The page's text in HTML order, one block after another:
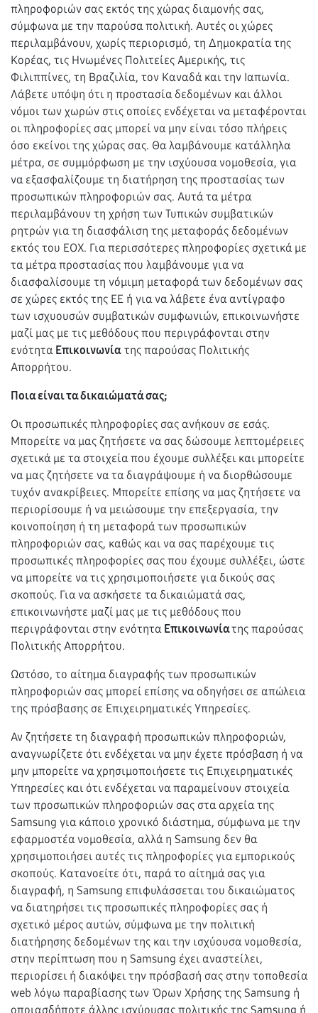
πληροφοριών σας εκτός της χώρας διαμονής σας,
σύμφωνα με την παρούσα πολιτική. Αυτές οι χώρες
περιλαμβάνουν, χωρίς περιορισμό, τη Δημοκρατία της
Κορέας, τις Ηνωμένες Πολιτείες Αμερικής, τις
Φιλιππίνες, τη Βραζιλία, τον Καναδά και την Ιαπωνία.
Λάβετε υπόψη ότι η προστασία δεδομένων και άλλοι
νόμοι των χωρών στις οποίες ενδέχεται να μεταφέρονται
οι πληροφορίες σας μπορεί να μην είναι τόσο πλήρεις
όσο εκείνοι της χώρας σας. Θα λαμβάνουμε κατάλληλα
μέτρα, σε συμμόρφωση με την ισχύουσα νομοθεσία, για
να εξασφαλίζουμε τη διατήρηση της προστασίας των
προσωπικών πληροφοριών σας. Αυτά τα μέτρα
περιλαμβάνουν τη χρήση των Τυπικών συμβατικών
ρητρών για τη διασφάλιση της μεταφοράς δεδομένων
εκτός του ΕΟΧ. Για περισσότερες πληροφορίες σχετικά με
τα μέτρα προστασίας που λαμβάνουμε για να
διασφαλίσουμε τη νόμιμη μεταφορά των δεδομένων σας
σε χώρες εκτός της ΕΕ ή για να λάβετε ένα αντίγραφο
των ισχυουσών συμβατικών συμφωνιών, επικοινωνήστε
μαζί μας με τις μεθόδους που περιγράφονται στην
ενότητα Επικοινωνία της παρούσας Πολιτικής
Απορρήτου.
Ποια είναι τα δικαιώματά σας;
Οι προσωπικές πληροφορίες σας ανήκουν σε εσάς.
Μπορείτε να μας ζητήσετε να σας δώσουμε λεπτομέρειες
σχετικά με τα στοιχεία που έχουμε συλλέξει και μπορείτε
να μας ζητήσετε να τα διαγράψουμε ή να διορθώσουμε
τυχόν ανακρίβειες. Μπορείτε επίσης να μας ζητήσετε να
περιορίσουμε ή να μειώσουμε την επεξεργασία, την
κοινοποίηση ή τη μεταφορά των προσωπικών
πληροφοριών σας, καθώς και να σας παρέχουμε τις
προσωπικές πληροφορίες σας που έχουμε συλλέξει, ώστε
να μπορείτε να τις χρησιμοποιήσετε για δικούς σας
σκοπούς. Για να ασκήσετε τα δικαιώματά σας,
επικοινωνήστε μαζί μας με τις μεθόδους που
περιγράφονται στην ενότητα Επικοινωνίατης παρούσας
Πολιτικής Απορρήτου.
Ωστόσο, το αίτημα διαγραφής των προσωπικών
πληροφοριών σας μπορεί επίσης να οδηγήσει σε απώλεια
της πρόσβασης σε Επιχειρηματικές Υπηρεσίες.
Αν ζητήσετε τη διαγραφή προσωπικών πληροφοριών,
αναγνωρίζετε ότι ενδέχεται να μην έχετε πρόσβαση ή να
μην μπορείτε να χρησιμοποιήσετε τις Επιχειρηματικές
Υπηρεσίες και ότι ενδέχεται να παραμείνουν στοιχεία
των προσωπικών πληροφοριών σας στα αρχεία της
Samsung για κάποιο χρονικό διάστημα, σύμφωνα με την
εφαρμοστέα νομοθεσία, αλλά η Samsung δεν θα
χρησιμοποιήσει αυτές τις πληροφορίες για εμπορικούς
σκοπούς. Κατανοείτε ότι, παρά το αίτημά σας για
διαγραφή, η Samsung επιφυλάσσεται του δικαιώματος
να διατηρήσει τις προσωπικές πληροφορίες σας ή
σχετικό μέρος αυτών, σύμφωνα με την πολιτική
διατήρησης δεδομένων της και την ισχύουσα νομοθεσία,
στην περίπτωση που η Samsung έχει αναστείλει,
περιορίσει ή διακόψει την πρόσβασή σας στην τοποθεσία
web λόγω παραβίασης των Όρων Χρήσης της Samsung ή
οποιασδήποτε άλλης ισχύουσας πολιτικής της Samsung ή